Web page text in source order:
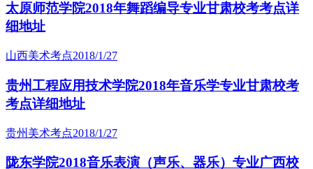
太原师范学院2018年舞蹈编导专业甘肃校考考点详
细地址
山西美术考点2018/1/27
贵州工程应用技术学院2018年音乐学专业甘肃校考
考点详细地址
贵州美术考点2018/1/27
陇东学院2018音乐表演（声乐、器乐）专业广西校